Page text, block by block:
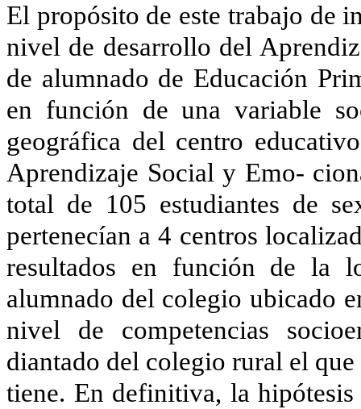
El propósito de este trabajo de
nivel de desarrollo del
de alumnado de Educación
en función de una variable
geográfica del centro
Aprendizaje Social y Emo-
total de 105 estudiantes de
pertenecían a 4 centros
resultados en función de la
alumnado del colegio ubicado
nivel de competencias
diantado del colegio rural el
tiene. En definitiva, la